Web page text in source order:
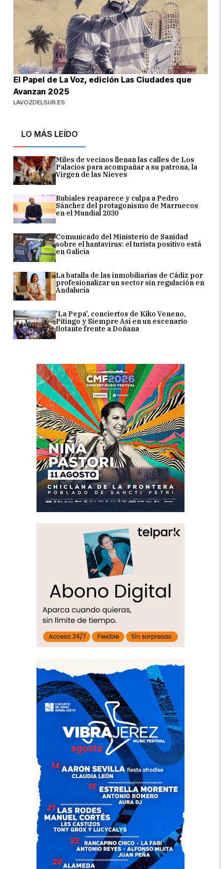
LO MÁS LEÍDO
Miles de vecinos llenan las calles de Los
Palacios para acompañar a su patrona, la
Virgen de las Nieves
Rubiales reaparece y culpa a Pedro
Sánchez del protagonismo de Marruecos
en el Mundial 2030
Comunicado del Ministerio de Sanidad
sobre el hantavirus: el turista positivo está
en Galicia
La batalla de las inmobiliarias de Cádiz por
profesionalizar un sector sin regulación en
Andalucía
'La Pepa', conciertos de Kiko Veneno,
Pitingo y Siempre Así en un escenario
flotante frente a Doñana
El Papel de La Voz, edición Las Ciudades que
Avanzan 2025
LAVOZDELSUR.ES